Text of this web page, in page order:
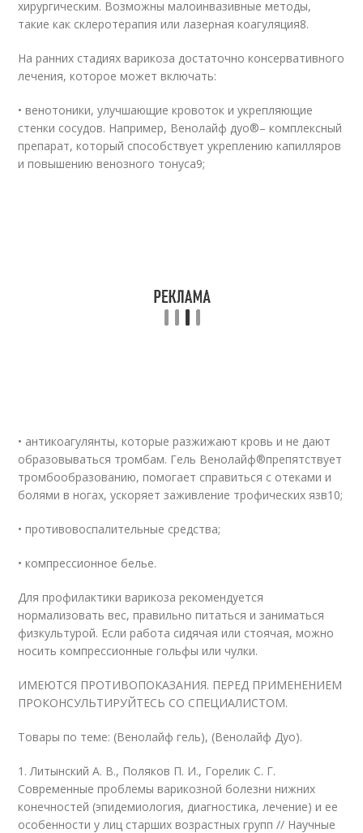
хирургическим. Возможны малоинвазивные методы,
такие как склеротерапия или лазерная коагуляция8.
На ранних стадиях варикоза достаточно консервативного
лечения, которое может включать:
• венотоники, улучшающие кровоток и укрепляющие
стенки сосудов. Например, Венолайф дуо®– комплексный
препарат, который способствует укреплению капилляров
и повышению венозного тонуса9;
• антикоагулянты, которые разжижают кровь и не дают
образовываться тромбам. Гель Венолайф®препятствует
тромбообразованию, помогает справиться с отеками и
болями в ногах, ускоряет заживление трофических язв10;
• противовоспалительные средства;
• компрессионное белье.
Для профилактики варикоза рекомендуется
нормализовать вес, правильно питаться и заниматься
физкультурой. Если работа сидячая или стоячая, можно
носить компрессионные гольфы или чулки.
ИМЕЮТСЯ ПРОТИВОПОКАЗАНИЯ. ПЕРЕД ПРИМЕНЕНИЕМ
ПРОКОНСУЛЬТИРУЙТЕСЬ СО СПЕЦИАЛИСТОМ.
Товары по теме: (Венолайф гель), (Венолайф Дуо).
1. Литынский А. В., Поляков П. И., Горелик С. Г.
Современные проблемы варикозной болезни нижних
конечностей (эпидемиология, диагностика, лечение) и ее
особенности у лиц старших возрастных групп // Научные